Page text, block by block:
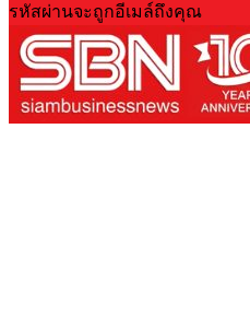
รหัสผ่านจะถูกอีเมล์ถึงคุณ